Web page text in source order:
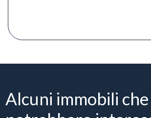
Alcuni immobili che